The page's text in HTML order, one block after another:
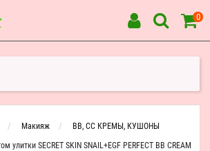
0
Макияж
BB, CC КРЕМЫ, КУШОНЫ
улитки SECRET SKIN SNAIL+EGF PERFECT BB CREAM